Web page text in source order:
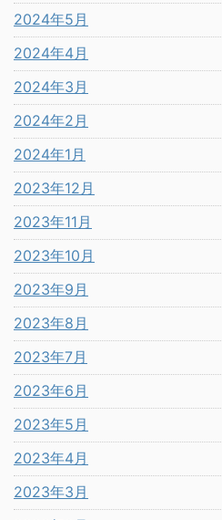
2024年5月
2024年4月
2024年3月
2024年2月
2024年1月
2023年12月
2023年11月
2023年10月
2023年9月
2023年8月
2023年7月
2023年6月
2023年5月
2023年4月
2023年3月